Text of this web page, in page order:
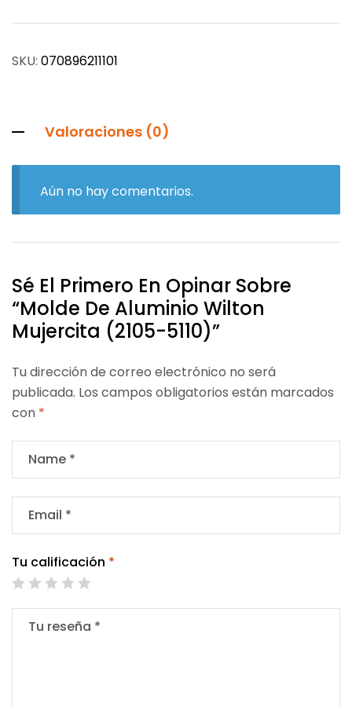
SKU: 070896211101
Valoraciones (0)
Aún no hay comentarios.
Sé El Primero En Opinar Sobre
“Molde De Aluminio Wilton
Mujercita (2105-5110)”
Tu dirección de correo electrónico no será
publicada. Los campos obligatorios están marcados
con *
Tu calificación *